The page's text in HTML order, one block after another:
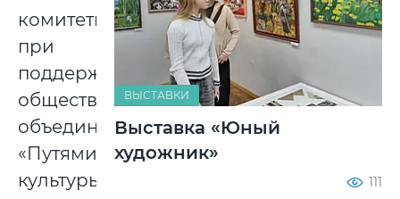
комитеты
при
поддержке
общественного
объединения
«Путями
культуры».
ВЫСТАВКИ
Выставка «Юный
художник»
111